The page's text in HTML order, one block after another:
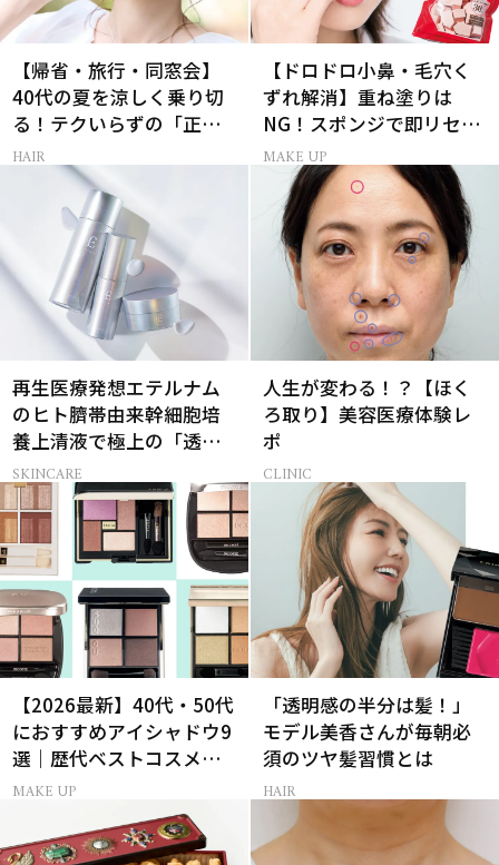
【帰省・旅行・同窓会】
40代の夏を涼しく乗り切
る！テクいらずの「正解
ヘアアレンジ」3選
HAIR
【ドロドロ小鼻・毛穴く
ずれ解消】重ね塗りは
NG！スポンジで即リセッ
トするプロ技
MAKE UP
再生医療発想エテルナム
のヒト臍帯由来幹細胞培
養上清液で極上の「透明
感ハリ肌」へ
SKINCARE
人生が変わる！？【ほく
ろ取り】美容医療体験レ
ポ
CLINIC
【2026最新】40代・50代
におすすめアイシャドウ9
選｜歴代ベストコスメ受
賞まとめ
MAKE UP
「透明感の半分は髪！」
モデル美香さんが毎朝必
須のツヤ髪習慣とは
HAIR